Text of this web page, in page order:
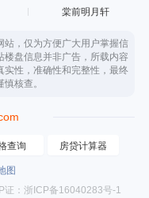
棠前明月轩
站，仅为方便广大用户掌握信
盘信息并非广告，所载内容
实性，准确性和完整性，最终
核查。
查询 房贷计算器
图
证：浙ICP备16040283号-1